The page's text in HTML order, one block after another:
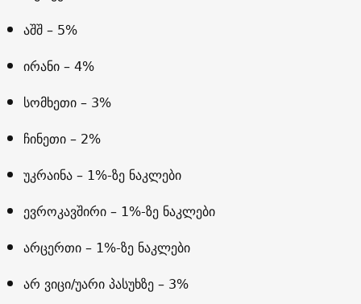
აშშ – 5%
ირანი – 4%
სომხეთი – 3%
ჩინეთი – 2%
უკრაინა – 1%-ზე ნაკლები
ევროკავშირი – 1%-ზე ნაკლები
არცერთი – 1%-ზე ნაკლები
არ ვიცი/უარი პასუხზე – 3%